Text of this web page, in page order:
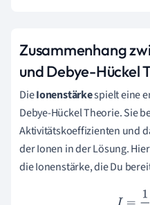
Zusammenhang
und Debye-Hückel
DieIonenstärkespielt eine
Debye-Hückel Theorie. Sie
Aktivitätskoeffizienten und
der Ionen in der Lösung.
die Ionenstärke, die Du
∑i